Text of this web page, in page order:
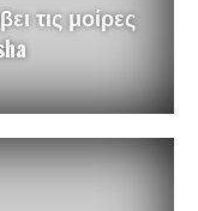
τις μοίρες